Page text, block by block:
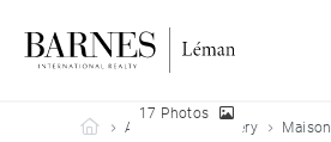
Barnes Leman
Acheter Messery Maison
17 Photos